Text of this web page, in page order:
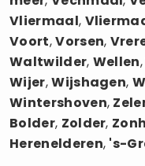
Vliermaal,
Voort,Vorsen,
Waltwilder, Wellen
Wijer,Wijshagen,
Wintershoven,
Bolder, Zolder,
Herenelderen, 's-